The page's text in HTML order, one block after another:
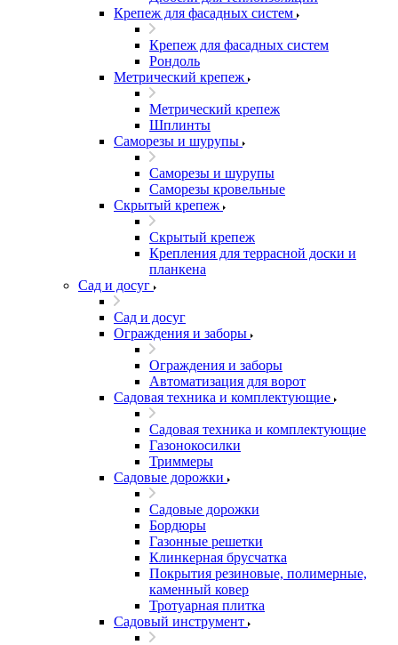
Крепеж для фасадных систем
Крепеж для фасадных систем
Рондоль
Метрический крепеж
Метрический крепеж
Шплинты
Саморезы и шурупы
Саморезы и шурупы
Саморезы кровельные
Скрытый крепеж
Скрытый крепеж
Крепления для террасной доски и
планкена
Сад и досуг
Сад и досуг
Ограждения и заборы
Ограждения и заборы
Автоматизация для ворот
Садовая техника и комплектующие
Садовая техника и комплектующие
Газонокосилки
Триммеры
Садовые дорожки
Садовые дорожки
Бордюры
Газонные решетки
Клинкерная брусчатка
Покрытия резиновые, полимерные,
каменный ковер
Тротуарная плитка
Садовый инструмент